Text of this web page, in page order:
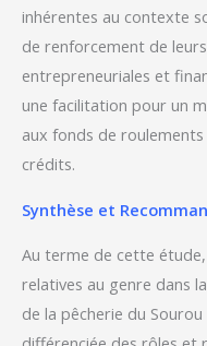
inhérentes au contexte
de renforcement de
entrepreneuriales et
une facilitation pour un
aux fonds de
crédits.
Synthèse et
Au terme de cette
relatives au genre dans
de la pêcherie du